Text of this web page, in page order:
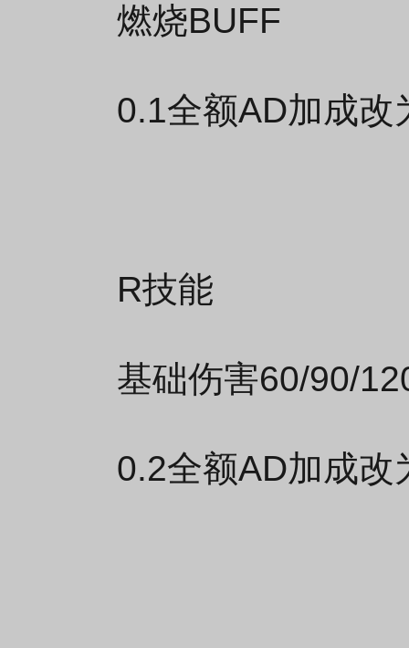
燃烧BUFF
0.1全额AD加成
R技能
基础伤害60/90/
0.2全额AD加成改